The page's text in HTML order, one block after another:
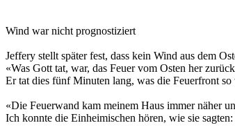
Wind war nicht prognostiziert
Jeffery stellt später fest, dass kein Wind aus dem
«Was Gott tat, war, das Feuer vom Osten her
Er tat dies fünf Minuten lang, was die Feuerfront
«Die Feuerwand kam meinem Haus immer näher
Ich konnte die Einheimischen hören, wie sie